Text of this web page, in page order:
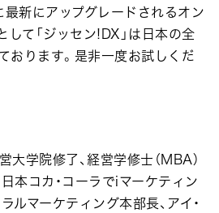
最新にアップグレードされるオン
て「ジッセン!DX」は日本の全
おります。是非一度お試しくだ
学院修了、経営学修士（MBA）
本コカ・コーラでiマーケティン
マーケティング本部長、アイ・